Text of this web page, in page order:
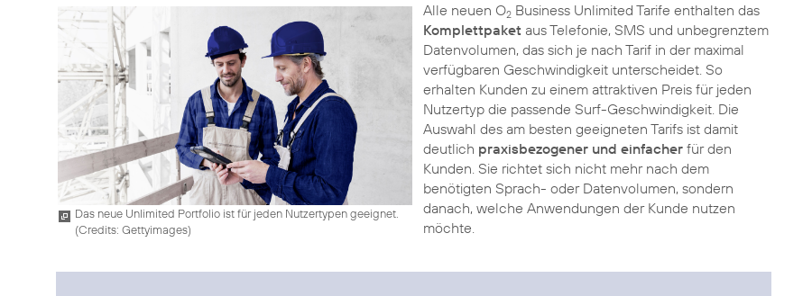
Das neue Unlimited Portfolio ist für jeden Nutzertypen geeignet.
(Credits: Gettyimages)
Alle neuen O2Business Unlimited Tarife enthalten das
Komplettpaket aus Telefonie, SMS und unbegrenztem
Datenvolumen, das sich je nach Tarif in der maximal
verfügbaren Geschwindigkeit unterscheidet. So
erhalten Kunden zu einem attraktiven Preis für jeden
Nutzertyp die passende Surf-Geschwindigkeit. Die
Auswahl des am besten geeigneten Tarifs ist damit
deutlich praxisbezogener und einfacherfür den
Kunden. Sie richtet sich nicht mehr nach dem
benötigten Sprach- oder Datenvolumen, sondern
danach, welche Anwendungen der Kunde nutzen
möchte.